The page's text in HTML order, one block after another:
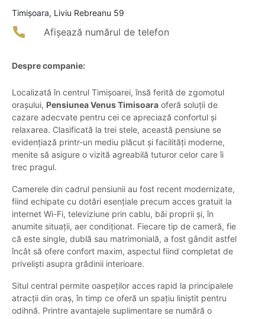
Timişoara, Liviu Rebreanu 59
Afișează numărul de telefon
Despre companie:
Localizată în centrul Timișoarei, însă ferită de zgomotul
orașului, Pensiunea Venus Timisoara oferă soluții de
cazare adecvate pentru cei ce apreciază confortul și
relaxarea. Clasificată la trei stele, această pensiune se
evidențiază printr-un mediu plăcut și facilități moderne,
menite să asigure o vizită agreabilă tuturor celor care îi
trec pragul.
Camerele din cadrul pensiunii au fost recent modernizate,
fiind echipate cu dotări esențiale precum acces gratuit la
internet Wi-Fi, televiziune prin cablu, băi proprii și, în
anumite situații, aer condiționat. Fiecare tip de cameră, fie
că este single, dublă sau matrimonială, a fost gândit astfel
încât să ofere confort maxim, aspectul fiind completat de
priveliști asupra grădinii interioare.
Situl central permite oaspeților acces rapid la principalele
atracții din oraș, în timp ce oferă un spațiu liniștit pentru
odihnă. Printre avantajele suplimentare se numără o